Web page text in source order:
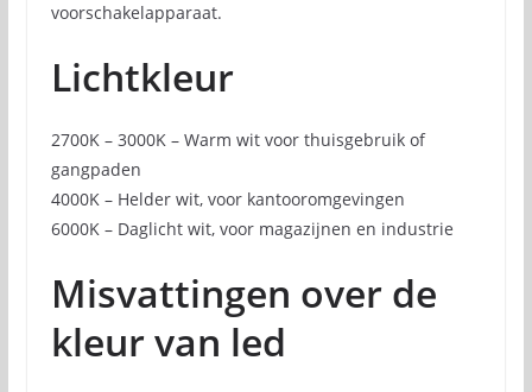
voorschakelapparaat.
Lichtkleur
2700K – 3000K – Warm wit voor thuisgebruik of
gangpaden
4000K – Helder wit, voor kantooromgevingen
6000K – Daglicht wit, voor magazijnen en industrie
Misvattingen over de
kleur van led